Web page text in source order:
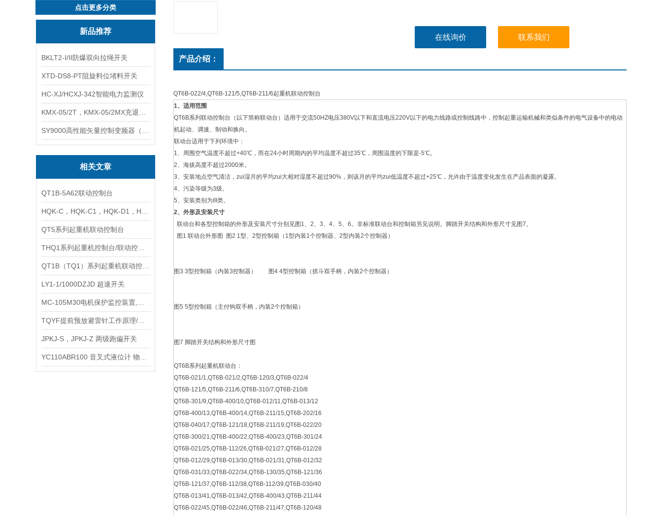
点击更多分类
新品推荐
BKLT2-I/II防爆双向拉绳开关
XTD-DS8-PT阻旋料位堵料开关
HC-XJ/HCXJ-342智能电力监测仪
相关文章
QT1B-5A62联动控制台
QT5系列起重机联动控制台
LY1-1/1000DZJD 超速开关
JPKJ-S，JPKJ-Z 两级跑偏开关
在线询价 联系我们
产品介绍：
QT6B-022/4,QT6B-121/5,QT6B-211/6起重机联动控制台
1、适用范围
QT6B系列联动控制台（以下简称联动台）适用于交流50HZ电压380V以下和直流电压220V以下的电力线路或控制线路中，控制起重运输机械和类似条件的电气设备中的电动
机起动、调速、制动和换向。
联动台适用于下列环境中：
1、周围空气温度不超过+40℃，而在24小时周期内的平均温度不超过35℃，周围温度的下限是-5℃。
2、海拔高度不超过2000米。
3、安装地点空气清洁，zui湿月的平均zui大相对湿度不超过90%，则该月的平均zui低温度不超过+25℃，允许由于温度变化发生在产品表面的凝露。
4、污染等级为3级。
5、安装类别为III类。
2、 外形及安装尺寸
联动台和各型控制箱的外形及安装尺寸分别见图1、2、3、4、5、6。非标准联动台和控制箱另见说明。脚踏开关结构和外形尺寸见图7。
图1 联动台外形图 图2 1型、2型控制箱（1型内装1个控制器、2型内装2个控制器）
图3 3型控制箱（内装3控制器） 图4 4型控制箱（抓斗双手柄，内装2个控制器）
图5 5型控制箱（主付钩双手柄，内装2个控制箱）
图7 脚踏开关结构和外形尺寸图
QT6B系列起重机联动台：
QT6B-021/1,QT6B-021/2,QT6B-120/3,QT6B-022/4
QT6B-121/5,QT6B-211/6,QT6B-310/7,QT6B-210/8
QT6B-301/9,QT6B-400/10,QT6B-012/11,QT6B-013/12
QT6B-400/13,QT6B-400/14,QT6B-211/15,QT6B-202/16
QT6B-040/17,QT6B-121/18,QT6B-211/19,QT6B-022/20
QT6B-300/21,QT6B-400/22,QT6B-400/23,QT6B-301/24
QT6B-021/25,QT6B-112/26,QT6B-021/27,QT6B-012/28
QT6B-012/29,QT6B-013/30,QT6B-021/31,QT6B-012/32
QT6B-031/33,QT6B-022/34,QT6B-130/35,QT6B-121/36
QT6B-121/37,QT6B-112/38,QT6B-112/39,QT6B-030/40
QT6B-013/41,QT6B-013/42,QT6B-400/43,QT6B-211/44
QT6B-022/45,QT6B-022/46,QT6B-211/47,QT6B-120/48